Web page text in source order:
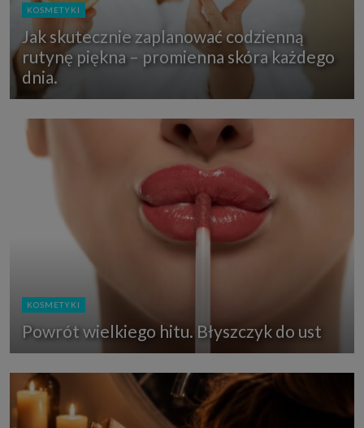
KOSMETYKI
Jak skutecznie zaplanować codzienną
rutynę piękna – promienna skóra każdego
dnia.
KOSMETYKI
Powrót wielkiego hitu. Błyszczyk do ust